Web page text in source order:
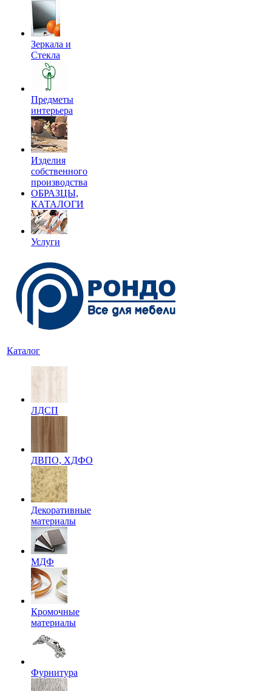
Зеркала и
Стекла
Предметы
интерьера
Изделия
собственного
производства
ОБРАЗЦЫ,
КАТАЛОГИ
Услуги
Каталог
ЛДСП
ДВПО, ХДФО
Декоративные
материалы
МДФ
Кромочные
материалы
Фурнитура